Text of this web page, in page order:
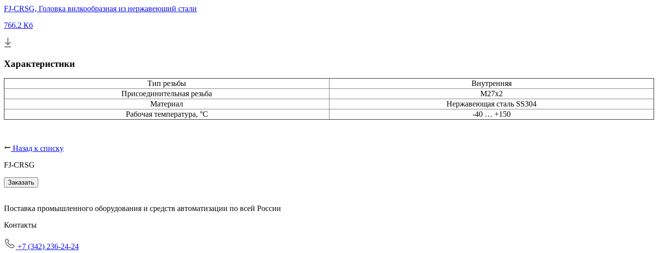
FJ-CRSG, Головка вилкообразная из нержавеющий стали
766.2 Кб
Характеристики
Тип резьбы
Внутренняя
Присоединительная резьба
M27х2
Материал
Нержавеющая сталь SS304
Рабочая температура, °С
-40 … +150
Назад к списку
FJ-CRSG
Заказать
Поставка промышленного оборудования и средств автоматизации по всей России
Контакты
+7 (342) 236-24-24